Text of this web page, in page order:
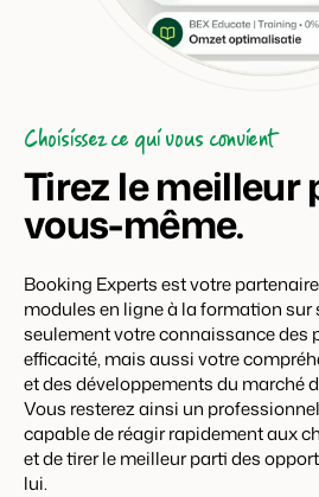
Choisissez ce qui vous convient
Tirez le meilleur
vous-même.
Booking Experts est votre
modules en ligne à la formation sur
seulement votre connaissance des
efficacité, mais aussi votre
et des développements du marché
Vous resterez ainsi un
capable de réagir rapidement aux
et de tirer le meilleur parti des
lui.